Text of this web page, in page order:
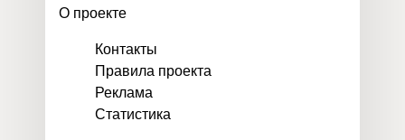
О проекте
Контакты
Правила проекта
Реклама
Статистика